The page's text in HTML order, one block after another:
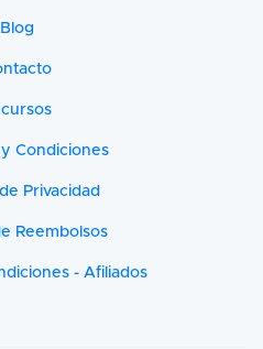
Blog
Condiciones
Privacidad
Reembolsos
- Afiliados